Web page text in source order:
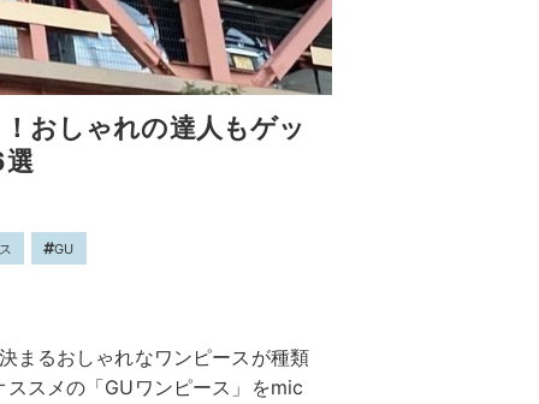
おしゃれの達人もゲッ
GU
まるおしゃれなワンピースが種類
スメの「GUワンピース」をmic